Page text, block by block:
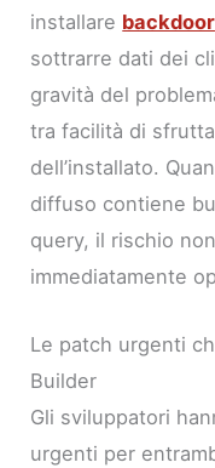
installare backdoor
sottrarre dati dei
gravità del
tra facilità di
dell’installato.
diffuso contiene
query, il rischio
immediatamente
Le patch urgenti
Builder
Gli sviluppatori
urgenti per